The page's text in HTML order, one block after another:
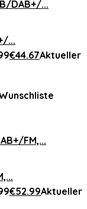
...
€44.67Aktueller
€52.99Aktueller